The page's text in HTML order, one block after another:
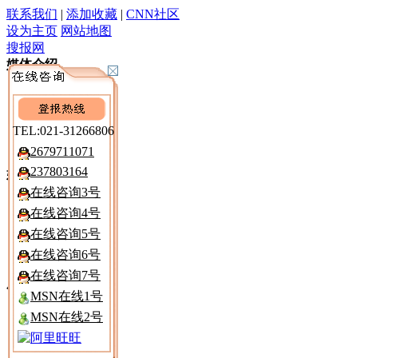
联系我们 | 添加收藏 | CNN社区
设为主页 网站地图
搜报网
媒体介绍
深度资讯
广告报价
电 子 报
遗失声明
媒介分析
区域市场
注销公告
减资公告
清算公告
广告购买
报纸折扣
寻人寻物
律师声明
TEL:021-31266806
2679711071
237803164
在线咨询3号
在线咨询4号
在线咨询5号
在线咨询6号
在线咨询7号
MSN在线1号
MSN在线2号